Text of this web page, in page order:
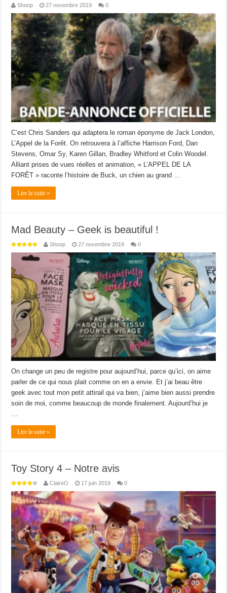
Shoop 27 novembre 2019 0
C’est Chris Sanders qui adaptera le roman éponyme de Jack London,
L’Appel de la Forêt. On retrouvera à l’affiche Harrison Ford, Dan
Stevens, Omar Sy, Karen Gillan, Bradley Whitford et Colin Woodel.
Alliant prises de vues réelles et animation, « L’APPEL DE LA
FORÊT » raconte l’histoire de Buck, un chien au grand …
Lire la suite »
Mad Beauty – Geek is beautiful !
Shoop 27 novembre 2019 0
On change un peu de registre pour aujourd’hui, parce qu’ici, on aime
parler de ce qui nous plait comme on en a envie. Et j’ai beau être
geek avec tout mon petit attirail qui va bien, j’aime bien aussi prendre
soin de moi, comme beaucoup de monde finalement. Aujourd’hui je
…
Lire la suite »
Toy Story 4 – Notre avis
ClaireO 17 juin 2019 0